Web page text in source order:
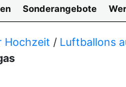
Sonderangebote
Hochzeit / Luftballons